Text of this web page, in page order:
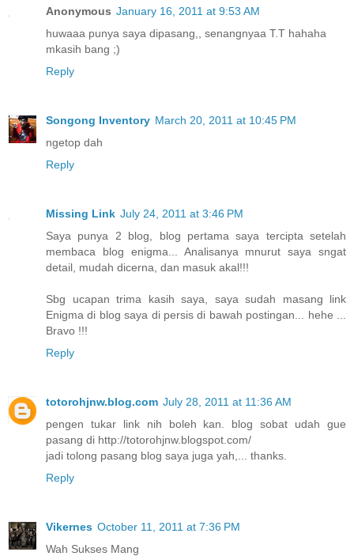
Anonymous January 16, 2011 at 9:53 AM
huwaaa punya saya dipasang,, senangnyaa T.T hahaha
mkasih bang ;)
Reply
Songong Inventory March 20, 2011 at 10:45 PM
ngetop dah
Reply
Missing Link July 24, 2011 at 3:46 PM
Saya punya 2 blog, blog pertama saya tercipta setelah
membaca blog enigma... Analisanya mnurut saya sngat
detail, mudah dicerna, dan masuk akal!!!
Sbg ucapan trima kasih saya, saya sudah masang link
Enigma di blog saya di persis di bawah postingan... hehe ...
Bravo !!!
Reply
totorohjnw.blog.com July 28, 2011 at 11:36 AM
pengen tukar link nih boleh kan. blog sobat udah gue
pasang di http://totorohjnw.blogspot.com/
jadi tolong pasang blog saya juga yah,... thanks.
Reply
Vikernes October 11, 2011 at 7:36 PM
Wah Sukses Mang